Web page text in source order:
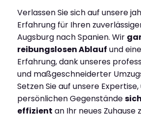
Verlassen Sie sich auf unsere
Erfahrung für Ihren
Augsburg nach Spanien. Wir
reibungslosen Ablauf und
Erfahrung, dank unseres
und maßgeschneiderter
Setzen Sie auf unsere
persönlichen Gegenstände
effizient an Ihr neues Zuhause